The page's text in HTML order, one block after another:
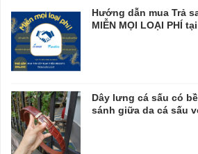
Hướng dẫn mua Trả
MIỄN MỌI LOẠI PHÍ
Dây lưng cá sấu có
sánh giữa da cá sấu